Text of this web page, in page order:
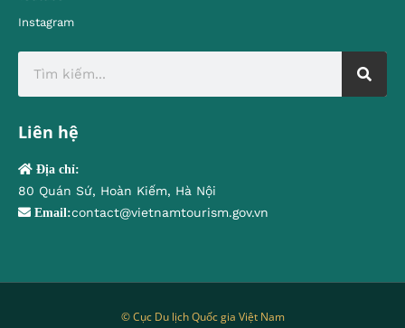
Instagram
Liên hệ
Địa chỉ:
80 Quán Sứ, Hoàn Kiếm, Hà Nội
Email:contact@vietnamtourism.gov.vn
© Cục Du lịch Quốc gia Việt Nam